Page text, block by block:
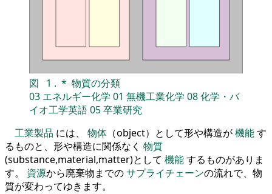
図 1 . * 物質の分類
03 エネルギー化学 01 無機工業化学 08化学・バ
イオ工学英語05卒業研究
工業製品 には、 物体 （object）として形や構造が機能す
るものと、形や構造に関係なく 物質
(substance,material,matter)として 機能するものがありま
す。 資源から廃棄物までのサプライチェーンの流れで、物
質が変わってゆきます。